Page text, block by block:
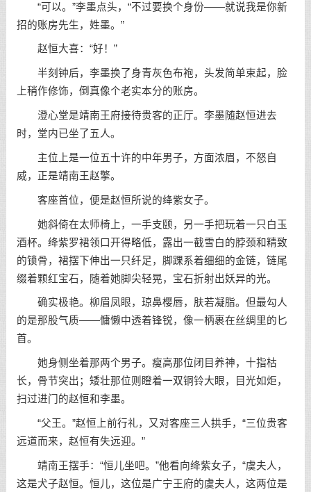
“可以。”李墨点头，“不过要换个身份——就说我是你新
招的账房先生，姓墨。”
赵恒大喜：“好！”
半刻钟后，李墨换了身青灰色布袍，头发简单束起，脸
上稍作修饰，倒真像个老实本分的账房。
澄心堂是靖南王府接待贵客的正厅。李墨随赵恒进去
时，堂内已坐了五人。
主位上是一位五十许的中年男子，方面浓眉，不怒自
威，正是靖南王赵擎。
客座首位，便是赵恒所说的绛紫女子。
她斜倚在太师椅上，一手支颐，另一手把玩着一只白玉
酒杯。绛紫罗裙领口开得略低，露出一截雪白的脖颈和精致
的锁骨，裙摆下伸出一只纤足，脚踝系着细细的金链，链尾
缀着颗红宝石，随着她脚尖轻晃，宝石折射出妖异的光。
确实极艳。柳眉凤眼，琼鼻樱唇，肤若凝脂。但最勾人
的是那股气质——慵懒中透着锋锐，像一柄裹在丝绸里的匕
首。
她身侧坐着那两个男子。瘦高那位闭目养神，十指枯
长，骨节突出；矮壮那位则瞪着一双铜铃大眼，目光如炬，
扫过进门的赵恒和李墨。
“父王。”赵恒上前行礼，又对客座三人拱手，“三位贵客
远道而来，赵恒有失远迎。”
靖南王摆手：“恒儿坐吧。”他看向绛紫女子，“虞夫人，
这是犬子赵恒。恒儿，这位是广宁王府的虞夫人，这两位是